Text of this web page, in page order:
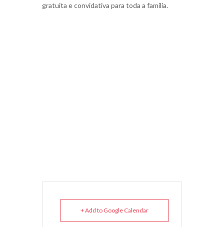
gratuita e convidativa para toda a família.
+ Add to Google Calendar